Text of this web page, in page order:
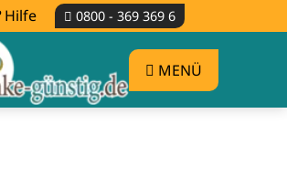
Hilfe 0800 - 369 369 6
MENÜ